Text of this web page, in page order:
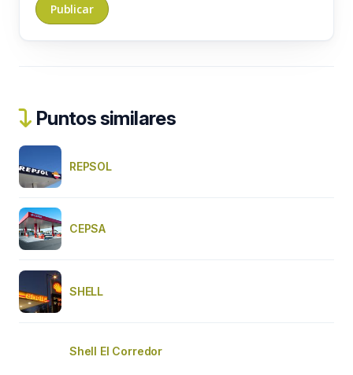
Puntos similares
REPSOL
CEPSA
SHELL
Shell El Corredor